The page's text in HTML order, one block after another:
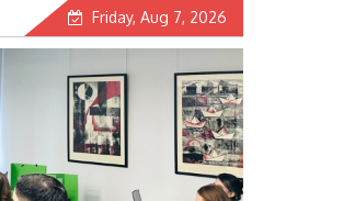
Friday, Aug 7, 2026